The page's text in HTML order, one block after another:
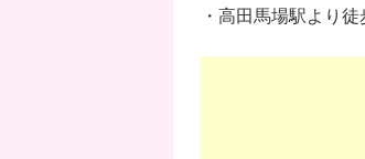
・高田馬場駅より